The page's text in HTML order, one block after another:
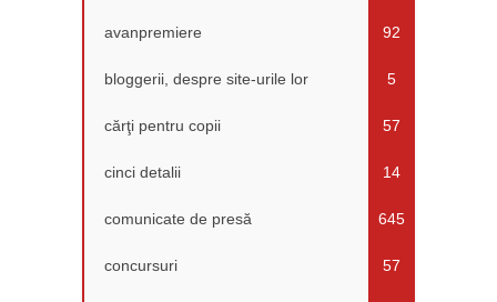
avanpremiere 92
bloggerii, despre site-urile lor 5
cărţi pentru copii 57
cinci detalii 14
comunicate de presă 645
concursuri 57